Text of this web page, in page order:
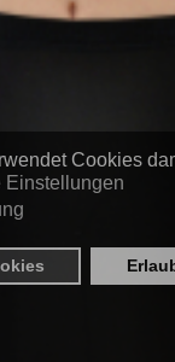
Cookies
Einstellungen